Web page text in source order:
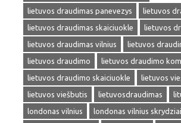
lietuvos draudimas panevezys
lietuvos
lietuvos draudimas skaiciuokle
lietuvos
lietuvos draudimas vilnius
lietuvos
lietuvos draudimo
lietuvos draudimo
lietuvos draudimo skaiciuokle
lietuvos
lietuvos viešbutis
lietuvosdraudimas
londonas vilnius
londonas vilnius skrydziai